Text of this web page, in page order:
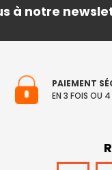
à notre
PAIEMENT
EN 3 FOIS OU 4